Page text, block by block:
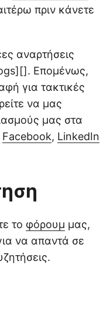
πριν κάνετε
αναρτήσεις
Επομένως,
για τακτικές
να μας
μας στα
Facebook, LinkedIn
το φόρουμ μας,
να απαντά σε